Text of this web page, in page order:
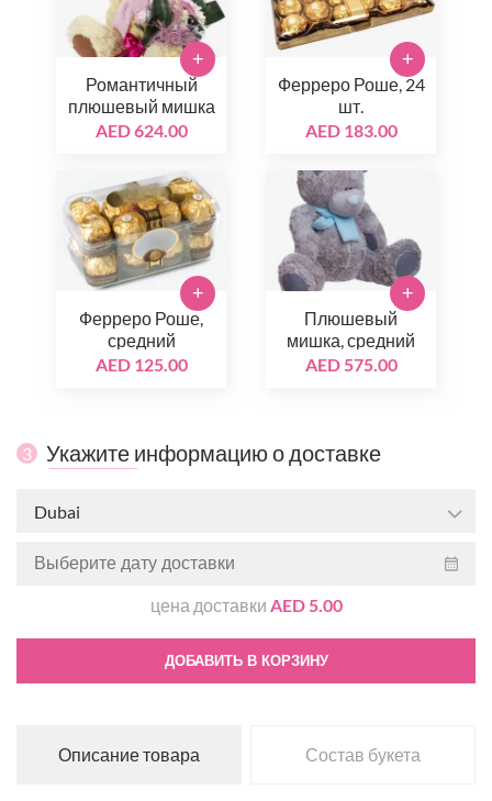
Романтичный
плюшевый мишка
AED 624.00
+
Ферреро Роше, 24
шт.
AED 183.00
+
Ферреро Роше,
средний
AED 125.00
+
Плюшевый
мишка, средний
AED 575.00
+
3 Укажите информацию о доставке
Dubai
цена доставки AED 5.00
ДОБАВИТЬ В КОРЗИНУ
Описание товара Состав букета